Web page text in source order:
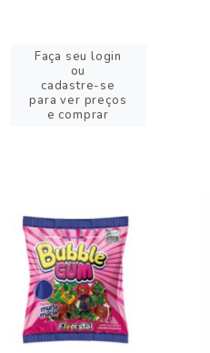
Faça seu login
ou
cadastre-se
para ver preços
e comprar